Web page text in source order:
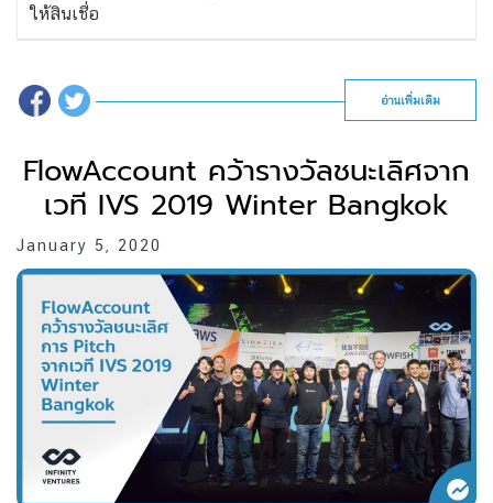
ให้สินเชื่อ
อ่านเพิ่มเติม
FlowAccount คว้ารางวัลชนะเลิศจาก
เวที IVS 2019 Winter Bangkok
January 5, 2020